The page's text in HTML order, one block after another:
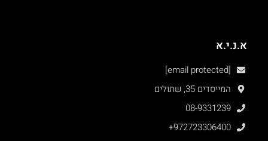
א.נ.י.א
[email protected]
המייסדים 35, שתולים
08-9331239
+972723306400